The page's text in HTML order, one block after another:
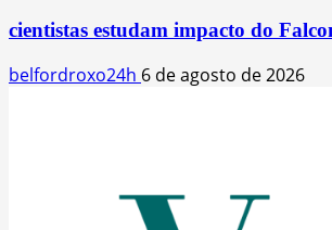
cientistas estudam impacto do
belfordroxo24h 6 de agosto de 2026